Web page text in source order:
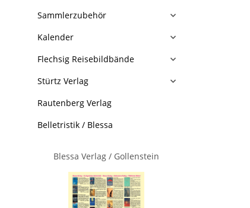
Sammlerzubehör
Kalender
Flechsig Reisebildbände
Stürtz Verlag
Rautenberg Verlag
Belletristik / Blessa
Blessa Verlag / Gollenstein